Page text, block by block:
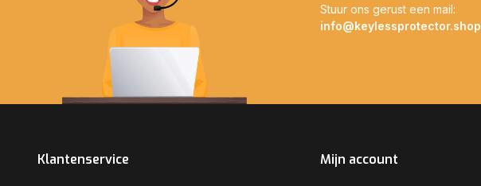
Stuur ons gerust een mail:
info@keylessprotector.shop
Klantenservice Mijn account